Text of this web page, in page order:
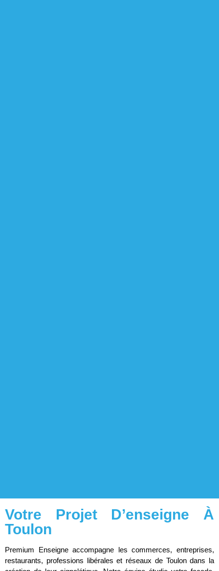
Votre Projet D’enseigne À
Toulon
Premium Enseigne accompagne les commerces, entreprises,
restaurants, professions libérales et réseaux de Toulon dans la